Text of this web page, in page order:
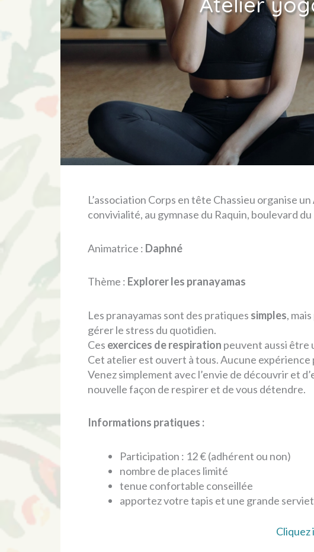
L’association Corps en tête Chassieu organise un
convivialité, au gymnase du Raquin, boulevard du
Animatrice : Daphné
Thème : Explorer les pranayamas
Les pranayamas sont des pratiques simples,
gérer le stress du quotidien.
Ces exercices de respiration peuvent aussi être
Cet atelier est ouvert à tous. Aucune expérience
Venez simplement avec l’envie de découvrir et
nouvelle façon de respirer et de vous détendre.
Informations pratiques :
Participation : 12 € (adhérent ou non)
nombre de places limité
tenue confortable conseillée
apportez votre tapis et une grande
Cliquez